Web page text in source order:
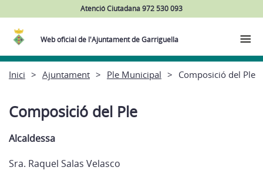
Atenció Ciutadana 972 530 093
Web oficial de l'Ajuntament de Garriguella
Inici Ajuntament Ple Municipal Composició del Ple
Composició del Ple
Alcaldessa
Sra. Raquel Salas Velasco